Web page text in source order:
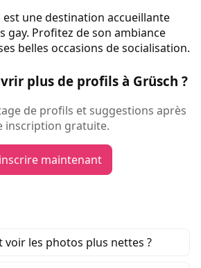
est une destination accueillante
gay. Profitez de son ambiance
belles occasions de socialisation.
plus de profils à Grüsch ?
de profils et suggestions après
inscription gratuite.
maintenant
voir les photos plus nettes ?